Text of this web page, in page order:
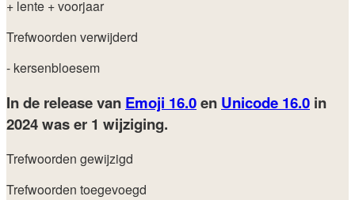
+ lente + voorjaar
Trefwoorden verwijderd
- kersenbloesem
In de release van Emoji 16.0en Unicode 16.0 in
2024was er 1 wijziging.
Trefwoorden gewijzigd
Trefwoorden toegevoegd